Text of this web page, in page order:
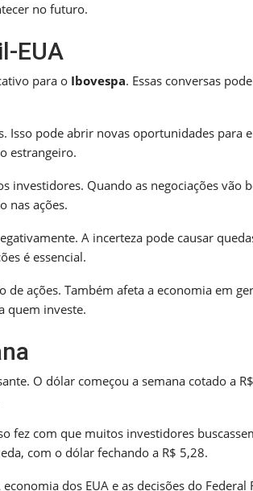
no futuro.
EUA
para o Ibovespa. Essas conversas
Isso pode abrir novas oportunidades para
estrangeiro.
investidores. Quando as negociações vão
nas ações.
A incerteza pode causar
é essencial.
ações. Também afeta a economia em
quem investe.
O dólar começou a semana cotado a
fez com que muitos investidores
com o dólar fechando a R$ 5,28.
dos EUA e as decisões do Federal